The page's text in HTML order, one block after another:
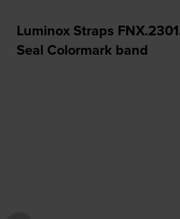
Luminox Straps
Seal Colormark band